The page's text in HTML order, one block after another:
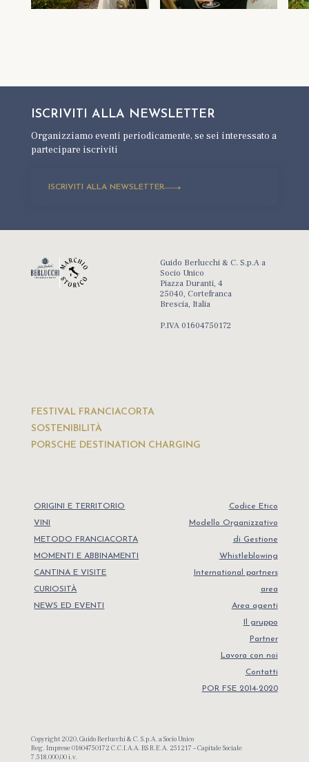
ISCRIVITI ALLA NEWSLETTER
Organizziamo eventi periodicamente,se sei interessato a
partecipare iscriviti
ISCRIVITI ALLA NEWSLETTER
Guido Berlucchi & C. S.p.A a
Socio Unico
Piazza Duranti, 4
25040, Cortefranca
Brescia, Italia
P.IVA 01604750172
FESTIVAL FRANCIACORTA
SOSTENIBILITÀ
PORSCHE DESTINATION CHARGING
ORIGINI E TERRITORIO
VINI
METODO FRANCIACORTA
MOMENTI E ABBINAMENTI
CANTINA E VISITE
CURIOSITÀ
NEWS ED EVENTI
Codice Etico
Modello Organizzativo
di Gestione
Whistleblowing
International partners
area
Area agenti
Il gruppo
Partner
Lavora con noi
Contatti
POR FSE 2014-2020
Copyright 2020, Guido Berlucchi & C. S.p.A. a Socio Unico
Reg. Imprese 01604750172 C.C.I.A.A. BS R.E.A. 251217 – Capitale Sociale
7.518.000,00 i.v.